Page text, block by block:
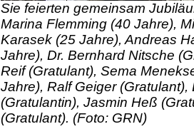
Sie feierten gemeinsam
Marina Flemming (40 Jahre),
Karasek (25 Jahre), Andreas
Jahre), Dr. Bernhard Nitsche
Reif (Gratulant), Sema
Jahre), Ralf Geiger
(Gratulantin), Jasmin Heß
(Gratulant). (Foto: GRN)